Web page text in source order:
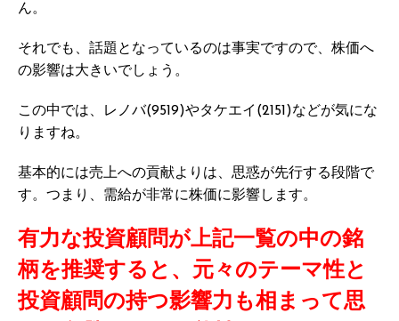
ん。
それでも、話題となっているのは事実ですので、株価へ
の影響は大きいでしょう。
この中では、レノバ(9519)やタケエイ(2151)などが気にな
りますね。
基本的には売上への貢献よりは、思惑が先行する段階で
す。つまり、需給が非常に株価に影響します。
有力な投資顧問が上記一覧の中の銘
柄を推奨すると、元々のテーマ性と
投資顧問の持つ影響力も相まって思